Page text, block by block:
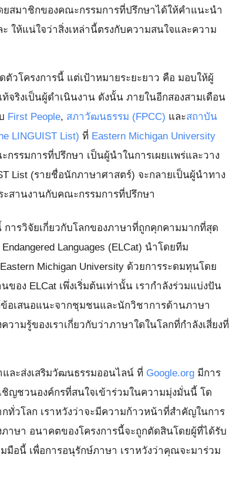
สมาชิกของคณะกรรมการที่ปรึกษาได้ให้คำแนะนำ
ให้แน่ใจว่าสิ่งเหล่านี้ตรงกับความสนใจและความ
วโครงการนี้ แต่เป้าหมายระยะยาว คือ มอบให้ผู้
ริงเป็นผู้ดำเนินงาน ดังนั้น ภายในอีกสองสามเดือน
First People, สภาวัฒนธรรม (FPCC) และสถาบัน
LINGUIST List) ที่ Eastern Michigan University
รรมการที่ปรึกษา เป็นผู้นำในการเผยเเพร่และวาง
List (รายชื่อนักภาษาศาสตร์) จะกลายเป็นผู้นำทาง
ะสานงานกับคณะกรรมการที่ปรึกษา
ารวิจัยเกี่ยวกับโลกของภาษาที่ถูกคุกคามมากที่สุด
Languages (ELCat) นำโดยทีม
Michigan University ด้วยการระดมทุนโดย
อง ELCat เพึ่งเริ่มต้นเท่านั้น เรากำลังร่วมแบ่งปัน
ข้อเสนอแนะจากชุมชนและนักวิชาการด้านภาษา
ามรู้ของเราเกี่ยวกับว่าภาษาใดในโลกที่กำลังเสี่ยงที่
ละส่งเสริมวัฒนธรรมออนไลน์ ที่ Google.org มีการ
ชิญชวนองค์กรที่สนใจเข้าร่วมในความมุ่งมั่นนี้ โด
กทั่วโลก เราหวังว่าจะมีความก้าวหน้าที่สำคัญในการ
าษา อนาคตของโครงการนี้จะถูกตัดสินโดยผู้ที่ได้รับ
มือนี้ เพื่อการอนุรักษ์ภาษา เราหวังว่าคุณจะมาร่วม